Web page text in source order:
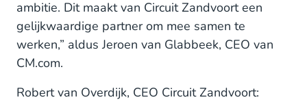
ambitie. Dit maakt van Circuit Zandvoort een
gelijkwaardige partner om mee samen te
werken,” aldus Jeroen van Glabbeek, CEO van
CM.com.
Robert van Overdijk, CEO Circuit Zandvoort: